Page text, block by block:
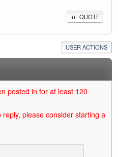
QUOTE
USER ACTIONS
posted in for at least 120
please consider starting a